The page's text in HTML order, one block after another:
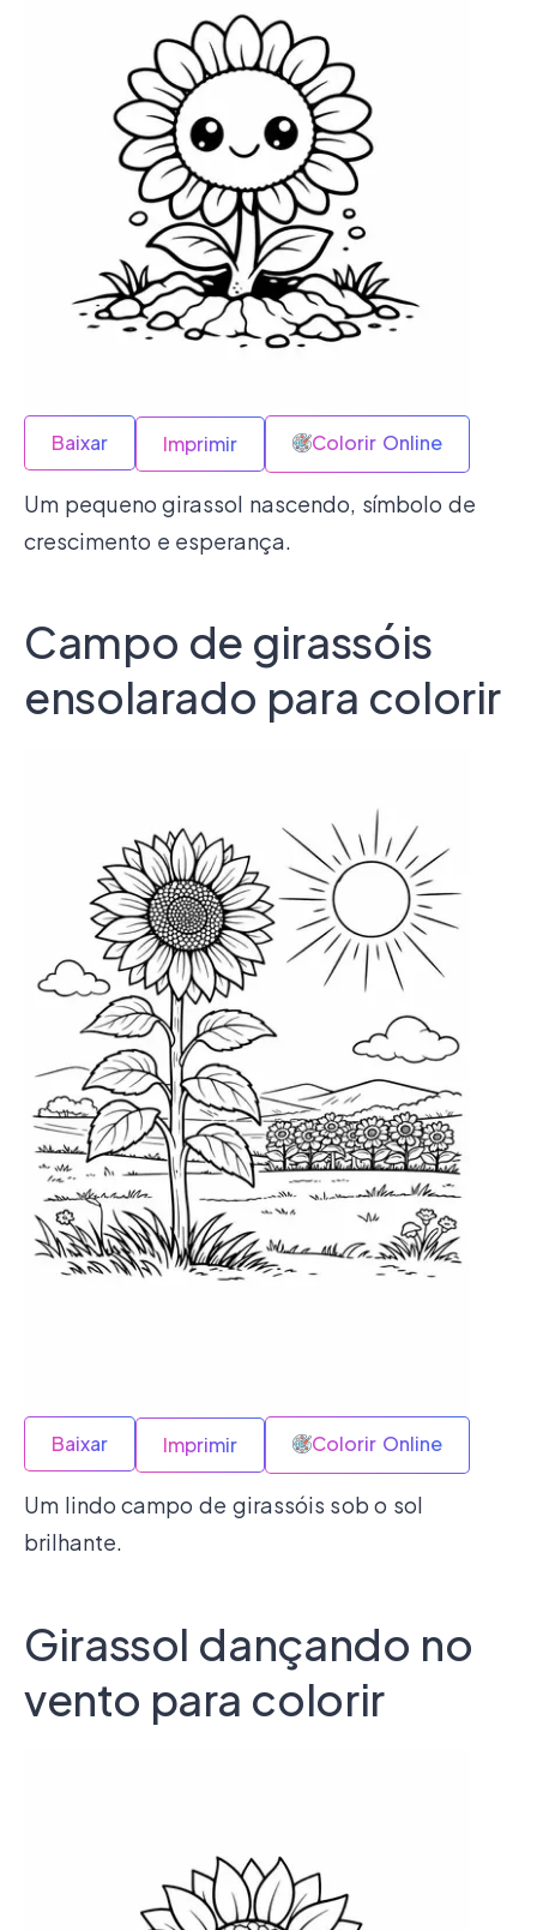
Baixar Imprimir Colorir Online
Um pequeno girassol nascendo, símbolo de
crescimento e esperança.
Campo de girassóis
ensolarado para colorir
Baixar Imprimir Colorir Online
Um lindo campo de girassóis sob o sol
brilhante.
Girassol dançando no
vento para colorir